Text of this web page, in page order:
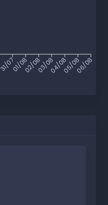
07
01/0802/0803/0804/0805/0806/08